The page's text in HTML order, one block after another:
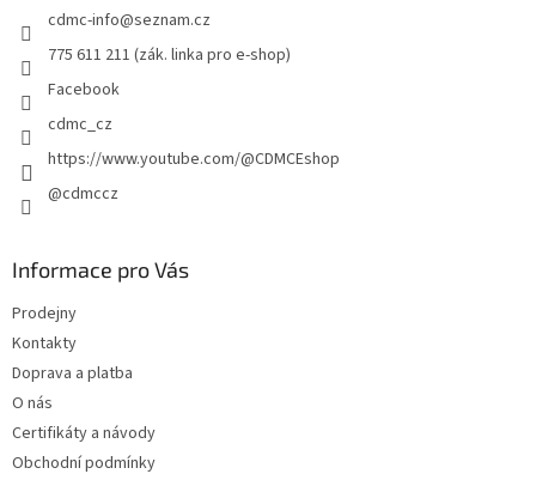
k
y
i
cdmc-info@seznam.cz
775 611 211 (zák. linka pro e-shop)
Facebook
cdmc_cz
https://www.youtube.com/@CDMCEshop
@cdmccz
Informace pro Vás
Prodejny
Kontakty
Doprava a platba
O nás
Certifikáty a návody
Obchodní podmínky